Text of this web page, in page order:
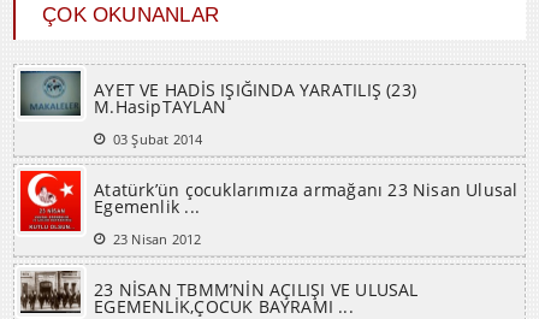
ÇOK OKUNANLAR
AYET VE HADİS IŞIĞINDA YARATILIŞ (23)
M.HasipTAYLAN
03 Şubat 2014
Atatürk’ün çocuklarımıza armağanı 23 Nisan Ulusal
Egemenlik ...
23 Nisan 2012
23 NİSAN TBMM’NİN AÇILIŞI VE ULUSAL
EGEMENLİK,ÇOCUK BAYRAMI ...